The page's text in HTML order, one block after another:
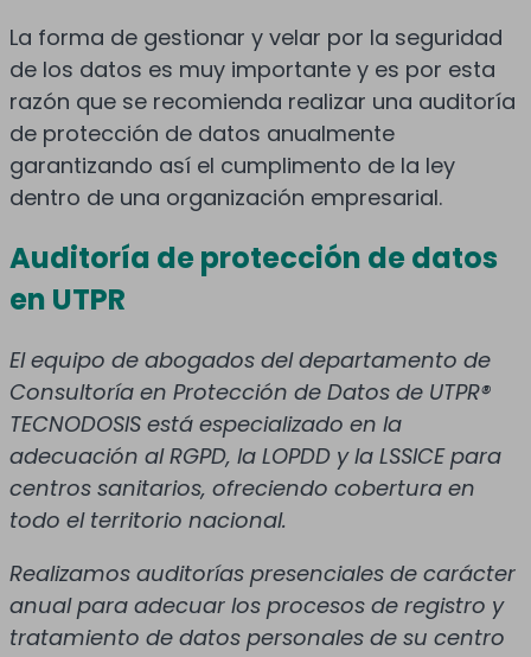
La forma de gestionar y velar por la seguridad
de los datos es muy importante y es por esta
razón que se recomienda realizar una auditoría
de protección de datos anualmente
garantizando así el cumplimento de la ley
dentro de una organización empresarial.
Auditoría de protección de datos
en UTPR
El equipo de abogados del departamento de
Consultoría en Protección de Datos de UTPR®
TECNODOSIS está especializado en la
adecuación al RGPD, la LOPDD y la LSSICE para
centros sanitarios, ofreciendo cobertura en
todo el territorio nacional.
Realizamos auditorías presenciales de carácter
anual para adecuar los procesos de registro y
tratamiento de datos personales de su centro